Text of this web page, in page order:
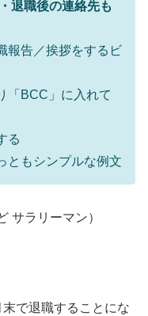
退職後の連絡先も
報告／挨拶をするビ
「BCC」に入れて
る
ともシンプルな例文
サラリーマン）
で退職することにな